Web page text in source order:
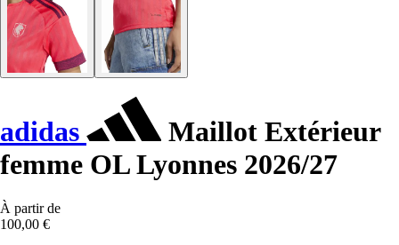
adidas
Maillot Extérieur
femme OL Lyonnes 2026/27
À partir de
100,00 €